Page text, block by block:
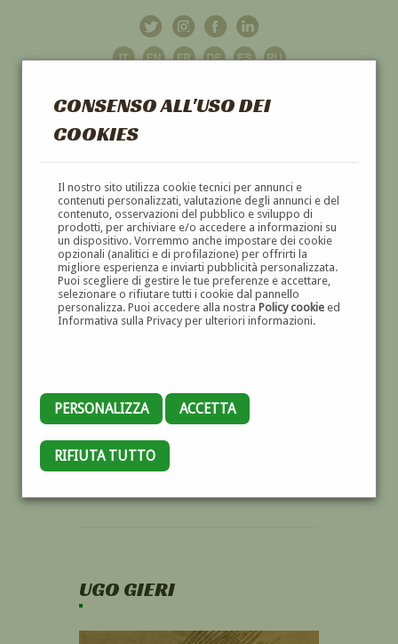
CONSENSO ALL'USO DEI
COOKIES
Il nostro sito utilizza cookie tecnici per annunci e
contenuti personalizzati, valutazione degli annunci e del
contenuto, osservazioni del pubblico e sviluppo di
prodotti, per archiviare e/o accedere a informazioni su
un dispositivo. Vorremmo anche impostare dei cookie
opzionali (analitici e di profilazione) per offrirti la
migliore esperienza e inviarti pubblicità personalizzata.
Puoi scegliere di gestire le tue preferenze e accettare,
selezionare o rifiutare tutti i cookie dal pannello
personalizza. Puoi accedere alla nostra Policy cookieed
Informativa sulla Privacy per ulteriori informazioni.
PERSONALIZZA ACCETTA
RIFIUTA TUTTO
GALLERIAD'ARTE
DIPINTI E SCULTURE '800 E '900
UGO GIERI